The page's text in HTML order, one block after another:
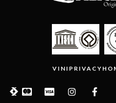
VINI PRIVACY